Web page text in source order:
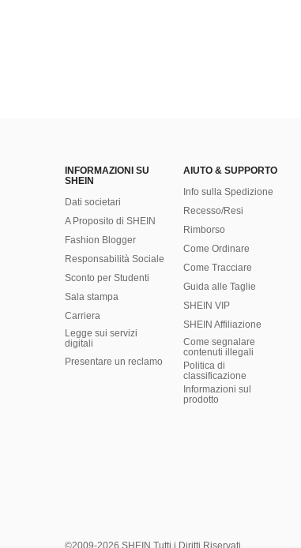
INFORMAZIONI SU
SHEIN
Dati societari
A Proposito di SHEIN
Fashion Blogger
Responsabilità Sociale
Sconto per Studenti
Sala stampa
Carriera
Legge sui servizi
digitali
Presentare un reclamo
AIUTO & SUPPORTO
Info sulla Spedizione
Recesso/Resi
Rimborso
Come Ordinare
Come Tracciare
Guida alle Taglie
SHEIN VIP
SHEIN Affiliazione
Come segnalare
contenuti illegali
Politica di
classificazione
​Informazioni sul
prodotto
©2009-2026 SHEIN Tutti i Diritti Riservati